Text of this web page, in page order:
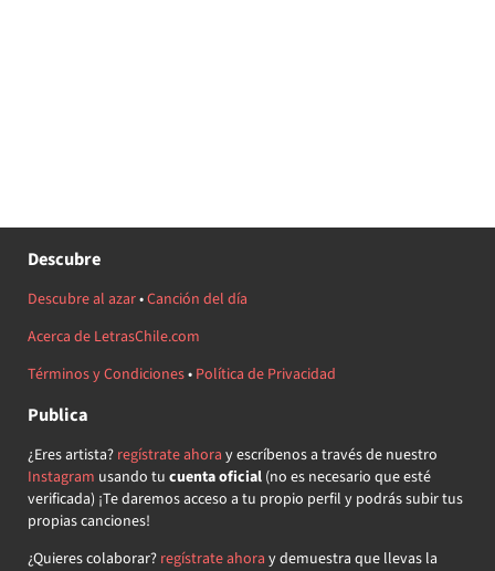
Descubre
Descubre al azar•Canción del día
Acerca de LetrasChile.com
Términos y Condiciones• Política de Privacidad
Publica
¿Eres artista? regístrate ahora y escríbenos a través de nuestro
Instagram usando tu cuenta oficial(no es necesario que esté
verificada) ¡Te daremos acceso a tu propio perfil y podrás subir tus
propias canciones!
¿Quieres colaborar? regístrate ahora y demuestra que llevas la